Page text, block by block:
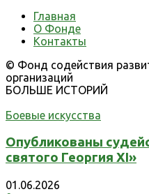
Главная
О Фонде
Контакты
© Фонд содействия
организаций
БОЛЬШЕ ИСТОРИЙ
Боевые искусства
Опубликованы
святого Георгия XI»
01.06.2026